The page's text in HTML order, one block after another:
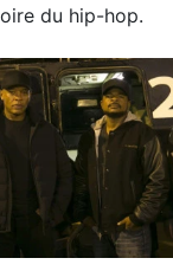
du hip-hop.